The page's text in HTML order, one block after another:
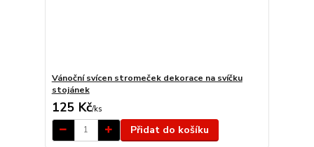
Vánoční svícen stromeček dekorace na svíčku
stojánek
125 Kč/ks
Přidat do košíku